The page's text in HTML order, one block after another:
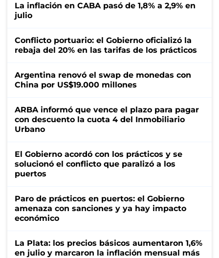
La inflación en CABA pasó de 1,8% a 2,9% en
julio
Conflicto portuario: el Gobierno oficializó la
rebaja del 20% en las tarifas de los prácticos
Argentina renovó el swap de monedas con
China por US$19.000 millones
ARBA informó que vence el plazo para pagar
con descuento la cuota 4 del Inmobiliario
Urbano
El Gobierno acordó con los prácticos y se
solucionó el conflicto que paralizó a los
puertos
Paro de prácticos en puertos: el Gobierno
amenaza con sanciones y ya hay impacto
económico
La Plata: los precios básicos aumentaron 1,6%
en julio y marcaron la inflación mensual más